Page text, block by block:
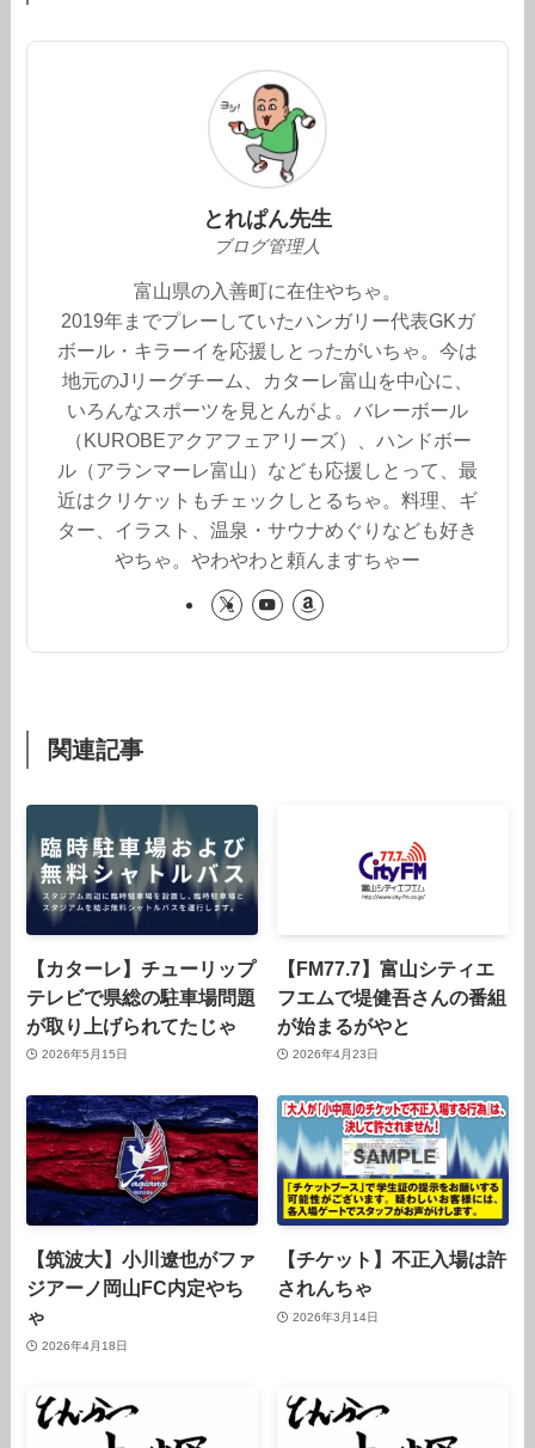
とれぱん先生
ブログ管理人
富山県の入善町に在住やちゃ。
2019年までプレーしていたハンガリー代表GKガ
ボール・キラーイを応援しとったがいちゃ。今は
地元のJリーグチーム、カターレ富山を中心に、
いろんなスポーツを見とんがよ。バレーボール
（KUROBEアクアフェアリーズ）、ハンドボー
ル（アランマーレ富山）なども応援しとって、最
近はクリケットもチェックしとるちゃ。料理、ギ
ター、イラスト、温泉・サウナめぐりなども好き
やちゃ。やわやわと頼んますちゃー
関連記事
【カターレ】チューリップ
テレビで県総の駐車場問題
が取り上げられてたじゃ
2026年5月15日
【FM77.7】富山シティエ
フエムで堤健吾さんの番組
が始まるがやと
2026年4月23日
【筑波大】小川遼也がファ
ジアーノ岡山FC内定やち
ゃ
2026年4月18日
【チケット】不正入場は許
されんちゃ
2026年3月14日